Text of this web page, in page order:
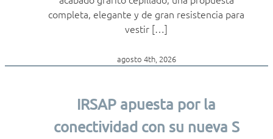
completa, elegante y de gran resistencia para
vestir […]
agosto 4th, 2026
IRSAP apuesta por la
conectividad con su nueva S